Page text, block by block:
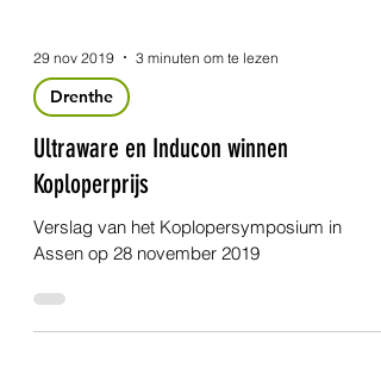
29 nov 2019 3 minuten om te lezen
Drenthe
Ultraware en Inducon winnen